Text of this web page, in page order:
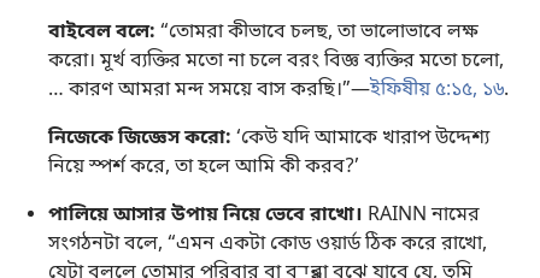
বাইবেল বলে: “তোমরা কীভাবে চলছ, তা ভালোভাবে লক্ষ
করো। মূর্খ ব্যক্তির মতো না চলে বরং বিজ্ঞ ব্যক্তির মতো চলো,
… কারণ আমরা মন্দ সময়ে বাস করছি।”—ইফিষীয় ৫:১৫, ১৬.
নিজেকে জিজ্ঞেস করো: ‘কেউ যদি আমাকে খারাপ উদ্দেশ্য
নিয়ে স্পর্শ করে, তা হলে আমি কী করব?’
পালিয়ে আসার উপায় নিয়ে ভেবে রাখো। RAINN নামের
সংগঠনটা বলে, “এমন একটা কোড ওয়ার্ড ঠিক করে রাখো,